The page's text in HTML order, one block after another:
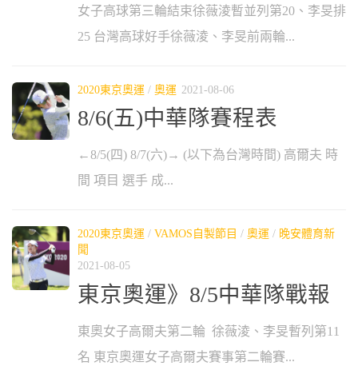
女子高球第三輪結束徐薇淩暫並列第20、李旻排
25 台灣高球好手徐薇淩、李旻前兩輪...
2020東京奧運 / 奧運 2021-08-06
8/6(五)中華隊賽程表
←8/5(四) 8/7(六)→ (以下為台灣時間) 高爾夫 時
間 項目 選手 成...
2020東京奧運 / VAMOS自製節目 / 奧運 / 晚安體育新
聞
2021-08-05
東京奧運》8/5中華隊戰報
東奧女子高爾夫第二輪 徐薇淩、李旻暫列第11
名 東京奧運女子高爾夫賽事第二輪賽...